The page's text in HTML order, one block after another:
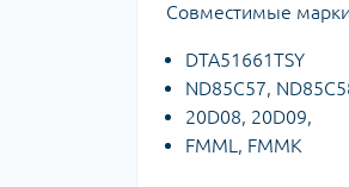
Совместимые
DTA51661TSY
ND85C57,
20D08, 20D09,
FMML, FMMK